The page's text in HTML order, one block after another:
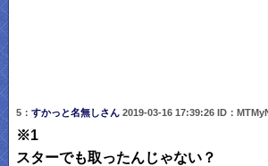
5： すかっと名無しさん 2019-03-16 17:39:26 ID：
※1
スターでも取ったんじゃない？